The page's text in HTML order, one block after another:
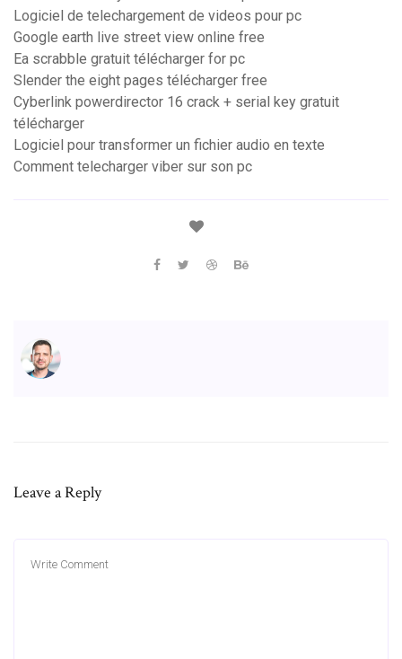
Logiciel de telechargement de videos pour pc
Google earth live street view online free
Ea scrabble gratuit télécharger for pc
Slender the eight pages télécharger free
Cyberlink powerdirector 16 crack + serial key gratuit
télécharger
Logiciel pour transformer un fichier audio en texte
Comment telecharger viber sur son pc
Leave a Reply